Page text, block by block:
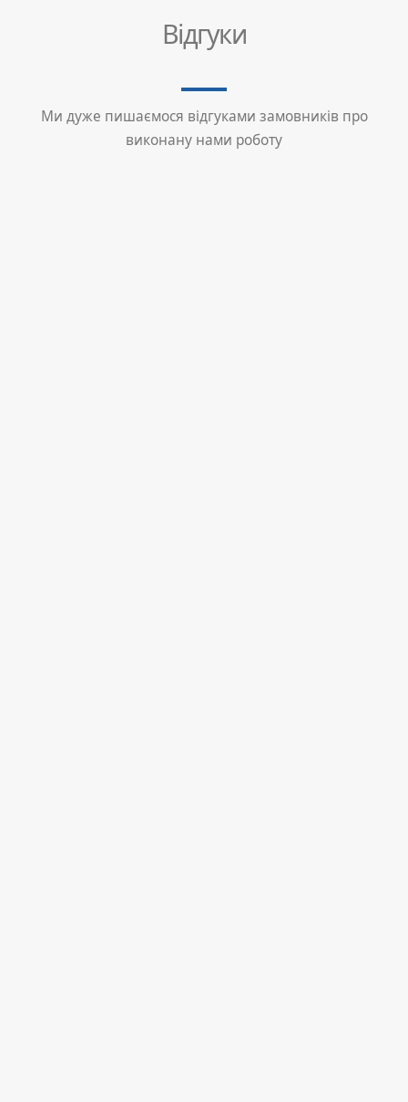
Відгуки
Ми дуже пишаємося відгуками замовників про
виконану нами роботу